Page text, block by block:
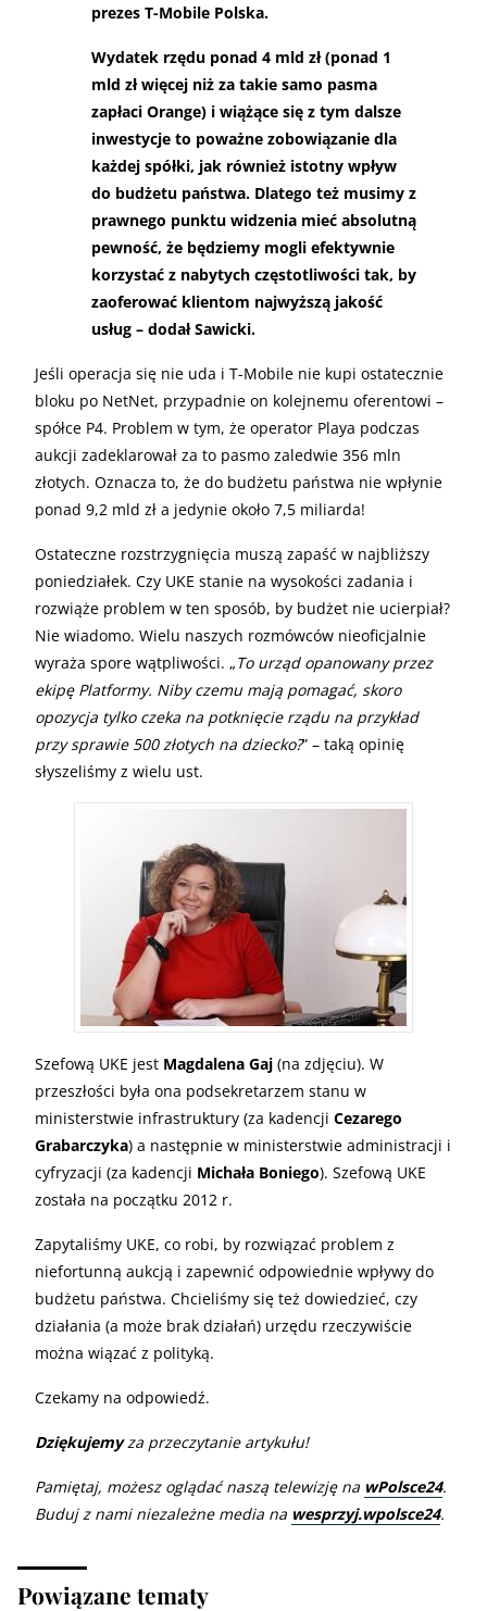
prezes T-Mobile Polska.
Wydatek rzędu ponad 4 mld zł (ponad 1
mld zł więcej niż za takie samo pasma
zapłaci Orange) i wiążące się z tym dalsze
inwestycje to poważne zobowiązanie dla
każdej spółki, jak również istotny wpływ
do budżetu państwa. Dlatego też musimy z
prawnego punktu widzenia mieć absolutną
pewność, że będziemy mogli efektywnie
korzystać z nabytych częstotliwości tak, by
zaoferować klientom najwyższą jakość
usług – dodał Sawicki.
Jeśli operacja się nie uda i T-Mobile nie kupi ostatecznie
bloku po NetNet, przypadnie on kolejnemu oferentowi –
spółce P4. Problem w tym, że operator Playa podczas
aukcji zadeklarował za to pasmo zaledwie 356 mln
złotych. Oznacza to, że do budżetu państwa nie wpłynie
ponad 9,2 mld zł a jedynie około 7,5 miliarda!
Ostateczne rozstrzygnięcia muszą zapaść w najbliższy
poniedziałek. Czy UKE stanie na wysokości zadania i
rozwiąże problem w ten sposób, by budżet nie ucierpiał?
Nie wiadomo. Wielu naszych rozmówców nieoficjalnie
wyraża spore wątpliwości. „To urząd opanowany przez
ekipę Platformy. Niby czemu mają pomagać, skoro
opozycja tylko czeka na potknięcie rządu na przykład
przy sprawie 500 złotych na dziecko?” – taką opinię
słyszeliśmy z wielu ust.
Szefową UKE jest Magdalena Gaj (na zdjęciu). W
przeszłości była ona podsekretarzem stanu w
ministerstwie infrastruktury (za kadencji Cezarego
Grabarczyka) a następnie w ministerstwie administracji i
cyfryzacji (za kadencji Michała Boniego). Szefową UKE
została na początku 2012 r.
Zapytaliśmy UKE, co robi, by rozwiązać problem z
niefortunną aukcją i zapewnić odpowiednie wpływy do
budżetu państwa. Chcieliśmy się też dowiedzieć, czy
działania (a może brak działań) urzędu rzeczywiście
można wiązać z polityką.
Czekamy na odpowiedź.
Dziękujemyza przeczytanie artykułu!
Pamiętaj, możesz oglądać naszą telewizję na wPolsce24.
Buduj z nami niezależne media na wesprzyj.wpolsce24.
Powiązane tematy